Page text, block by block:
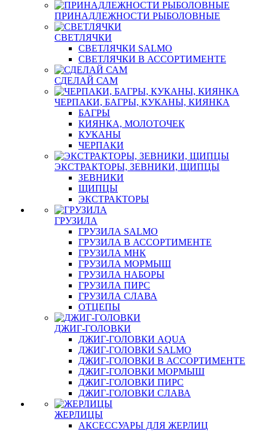
ПРИНАДЛЕЖНОСТИ РЫБОЛОВНЫЕ
СВЕТЛЯЧКИ
СВЕТЛЯЧКИ SALMO
СВЕТЛЯЧКИ В АССОРТИМЕНТЕ
СДЕЛАЙ САМ
ЧЕРПАКИ, БАГРЫ, КУКАНЫ, КИЯНКА
БАГРЫ
КИЯНКА, МОЛОТОЧЕК
КУКАНЫ
ЧЕРПАКИ
ЭКСТРАКТОРЫ, ЗЕВНИКИ, ЩИПЦЫ
ЗЕВНИКИ
ЩИПЦЫ
ЭКСТРАКТОРЫ
ГРУЗИЛА
ГРУЗИЛА SALMO
ГРУЗИЛА В АССОРТИМЕНТЕ
ГРУЗИЛА МНК
ГРУЗИЛА МОРМЫШ
ГРУЗИЛА НАБОРЫ
ГРУЗИЛА ПИРС
ГРУЗИЛА СЛАВА
ОТЦЕПЫ
ДЖИГ-ГОЛОВКИ
ДЖИГ-ГОЛОВКИ AQUA
ДЖИГ-ГОЛОВКИ SALMO
ДЖИГ-ГОЛОВКИ В АССОРТИМЕНТЕ
ДЖИГ-ГОЛОВКИ МОРМЫШ
ДЖИГ-ГОЛОВКИ ПИРС
ДЖИГ-ГОЛОВКИ СЛАВА
ЖЕРЛИЦЫ
АКСЕССУАРЫ ДЛЯ ЖЕРЛИЦ